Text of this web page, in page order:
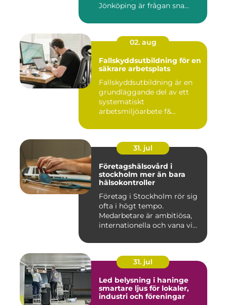
Jönköping är frågan sna...
02. aug
Fallskyddsutbildning för en
säkrare arbetsplats
Fallskyddsutbildning är en
grundläggande del av ett
systematiskt
arbetsmiljöarbete f&...
31. jul
Företagshälsovård i
stockholm mer än bara
hälsokontroller
Företag i Stockholm rör sig
ofta i högt tempo.
Medarbetare är ambitiösa,
internationella och vana vi...
31. jul
Led belysning i haninge
smartare ljus för lokaler,
industri och föreningar